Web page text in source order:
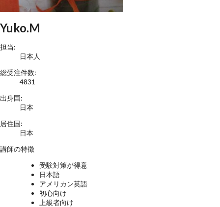
Yuko.M
担当:
日本人
総受注件数:
4831
出身国:
日本
居住国:
日本
講師の特徴
受験対策が得意
日本語
アメリカン英語
初心向け
上級者向け